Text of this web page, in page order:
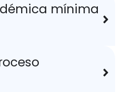
mínima